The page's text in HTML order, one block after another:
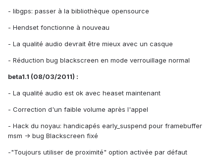
- libgps: passer à la bibliothèque opensource
- Hendset fonctionne à nouveau
- La qualité audio devrait être mieux avec un casque
- Réduction bug blackscreen en mode verrouillage normal
beta1.1 (08/03/2011) :
- La qualité audio est ok avec heaset maintenant
- Correction d'un faible volume après l'appel
- Hack du noyau: handicapés early_suspend pour framebuffer
msm -> bug Blackscreen fixé
-"Toujours utiliser de proximité" option activée par défaut